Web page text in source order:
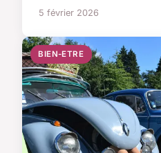
5 février 2026
BIEN-ETRE